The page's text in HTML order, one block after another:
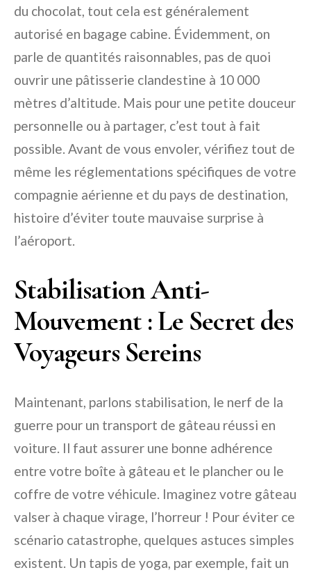
du chocolat, tout cela est généralement
autorisé en bagage cabine. Évidemment, on
parle de quantités raisonnables, pas de quoi
ouvrir une pâtisserie clandestine à 10 000
mètres d’altitude. Mais pour une petite douceur
personnelle ou à partager, c’est tout à fait
possible. Avant de vous envoler, vérifiez tout de
même les réglementations spécifiques de votre
compagnie aérienne et du pays de destination,
histoire d’éviter toute mauvaise surprise à
l’aéroport.
Stabilisation Anti-
Mouvement : Le Secret des
Voyageurs Sereins
Maintenant, parlons stabilisation, le nerf de la
guerre pour un transport de gâteau réussi en
voiture. Il faut assurer une bonne adhérence
entre votre boîte à gâteau et le plancher ou le
coffre de votre véhicule. Imaginez votre gâteau
valser à chaque virage, l’horreur ! Pour éviter ce
scénario catastrophe, quelques astuces simples
existent. Un tapis de yoga, par exemple, fait un